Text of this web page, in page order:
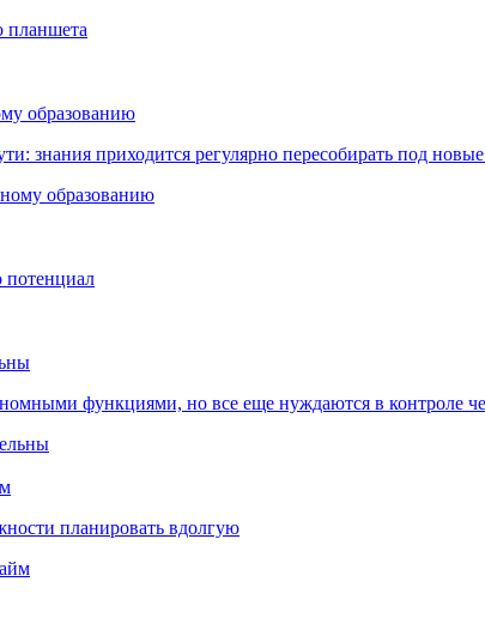
планшета
образованию
знания приходится регулярно пересобирать под
потенциал
функциями, но все еще нуждаются в контроле
планировать вдолгую